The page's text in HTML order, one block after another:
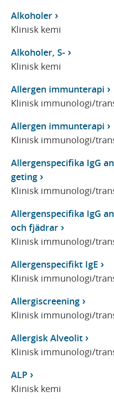
Alkoholer
Klinisk kemi
Alkoholer, S-
Klinisk kemi
Allergen immunterapi
Klinisk immunologi/
Allergen immunterapi
Klinisk immunologi/
Allergenspecifika IgG
geting
Klinisk immunologi/
Allergenspecifika IgG
och fjädrar
Klinisk immunologi/
Allergenspecifikt IgE
Klinisk immunologi/
Allergiscreening
Klinisk immunologi/
Allergisk Alveolit
Klinisk immunologi/
ALP
Klinisk kemi